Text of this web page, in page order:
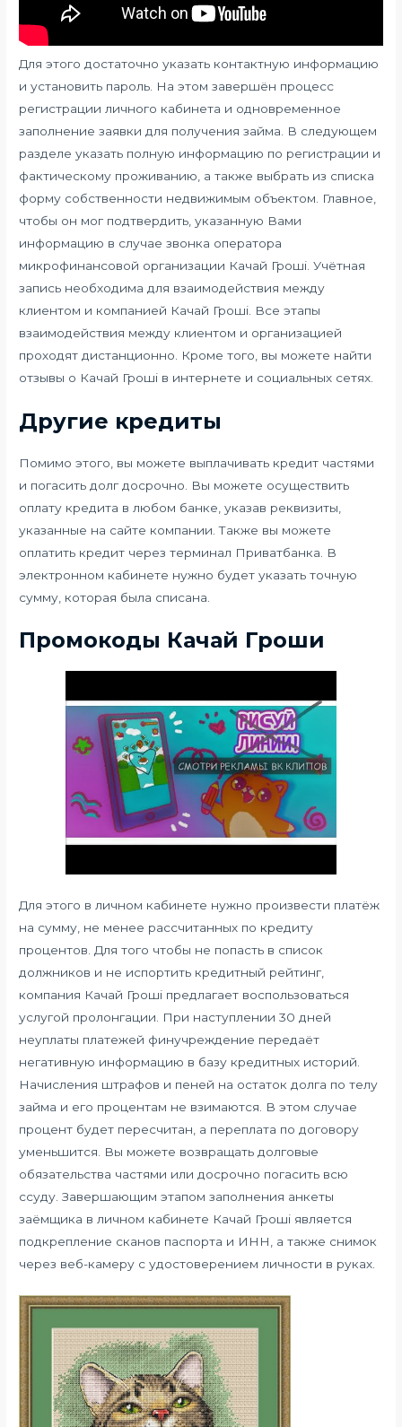
Для этого достаточно указать контактную информацию
и установить пароль. На этом завершён процесс
регистрации личного кабинета и одновременное
заполнение заявки для получения займа. В следующем
разделе указать полную информацию по регистрации и
фактическому проживанию, а также выбрать из списка
форму собственности недвижимым объектом. Главное,
чтобы он мог подтвердить, указанную Вами
информацию в случае звонка оператора
микрофинансовой организации Качай Гроші. Учётная
запись необходима для взаимодействия между
клиентом и компанией Качай Гроші. Все этапы
взаимодействия между клиентом и организацией
проходят дистанционно. Кроме того, вы можете найти
отзывы о Качай Гроші в интернете и социальных сетях.
Другие кредиты
Помимо этого, вы можете выплачивать кредит частями
и погасить долг досрочно. Вы можете осуществить
оплату кредита в любом банке, указав реквизиты,
указанные на сайте компании. Также вы можете
оплатить кредит через терминал Приватбанка. В
электронном кабинете нужно будет указать точную
сумму, которая была списана.
Промокоды Качай Гроши
Для этого в личном кабинете нужно произвести платёж
на сумму, не менее рассчитанных по кредиту
процентов. Для того чтобы не попасть в список
должников и не испортить кредитный рейтинг,
компания Качай Гроші предлагает воспользоваться
услугой пролонгации. При наступлении 30 дней
неуплаты платежей финучреждение передаёт
негативную информацию в базу кредитных историй.
Начисления штрафов и пеней на остаток долга по телу
займа и его процентам не взимаются. В этом случае
процент будет пересчитан, а переплата по договору
уменьшится. Вы можете возвращать долговые
обязательства частями или досрочно погасить всю
ссуду. Завершающим этапом заполнения анкеты
заёмщика в личном кабинете Качай Гроші является
подкрепление сканов паспорта и ИНН, а также снимок
через веб-камеру с удостоверением личности в руках.